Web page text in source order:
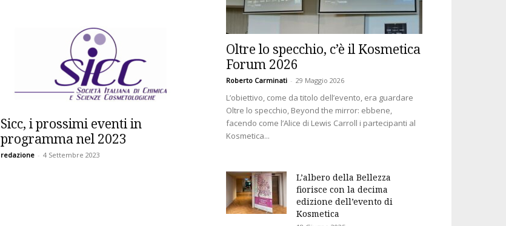
Sicc, i prossimi eventi in
programma nel 2023
redazione - 4 Settembre 2023
Oltre lo specchio, c’è il Kosmetica
Forum 2026
Roberto Carminati - 29 Maggio 2026
L’obiettivo, come da titolo dell’evento, era guardare
Oltre lo specchio, Beyond the mirror: ebbene,
facendo come l’Alice di Lewis Carroll i partecipanti al
Kosmetica...
L’albero della Bellezza
fiorisce con la decima
edizione dell’evento di
Kosmetica